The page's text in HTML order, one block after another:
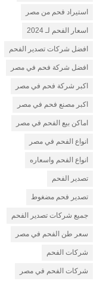
استيراد فحم من مصر
اسعار الفحم لـ 2024
افضل شركات تصدير الفحم
افضل شركة فحم في مصر
اكبر شركة فحم في مصر
اكبر مصنع فحم في مصر
اماكن بيع الفحم في مصر
انواع الفحم في مصر
انواع الفحم واسعاره
تصدير الفحم
تصدير فحم مضغوط
جميع شركات تصدير الفحم
سعر طن الفحم في مصر
شركات الفحم
شركات الفحم في مصر